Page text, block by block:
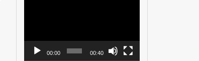
00:00 00:40